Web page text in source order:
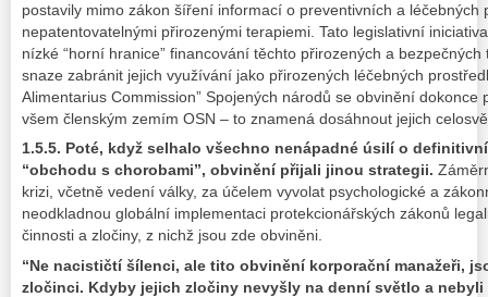
postavily mimo zákon šíření informací o preventivních a léčebných
nepatentovatelnými přirozenými terapiemi. Tato legislativní
nízké “horní hranice” financování těchto přirozených a
snaze zabránit jejich využívání jako přirozených léčebných
Alimentarius Commission” Spojených národů se obvinění dokonce
všem členským zemím OSN – to znamená dosáhnout jejich
1.5.5. Poté, když selhalo všechno nenápadné úsilí o
“obchodu s chorobami”, obvinění přijali jinou strategii.
krizi, včetně vedení války, za účelem vyvolat psychologické a
neodkladnou globální implementaci protekcionářských zákonů
činnosti a zločiny, z nichž jsou zde obviněni.
“Ne nacističtí šílenci, ale tito obvinění korporační manažeři,
zločinci. Kdyby jejich zločiny nevyšly na denní světlo a